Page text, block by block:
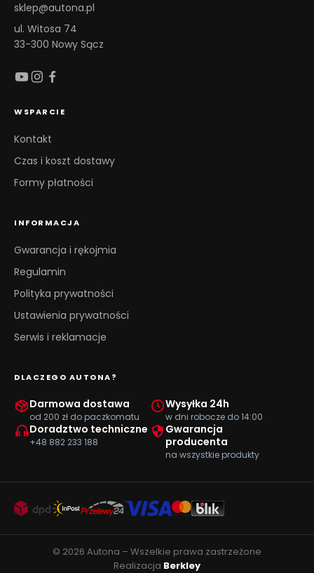
sklep@autona.pl
ul. Witosa 74
33-300 Nowy Sącz
WSPARCIE
Kontakt
Czas i koszt dostawy
Formy płatności
INFORMACJA
Gwarancja i rękojmia
Regulamin
Polityka prywatności
Ustawienia prywatności
Serwis i reklamacje
DLACZEGO AUTONA?
Darmowa dostawa
od 200 zł do paczkomatu
Wysyłka 24h
w dni robocze do 14:00
Doradztwo techniczne
+48 882 233 188
Gwarancja
producenta
na wszystkie produkty
© 2026 Autona – Wszelkie prawa zastrzeżone
Realizacja Berkley